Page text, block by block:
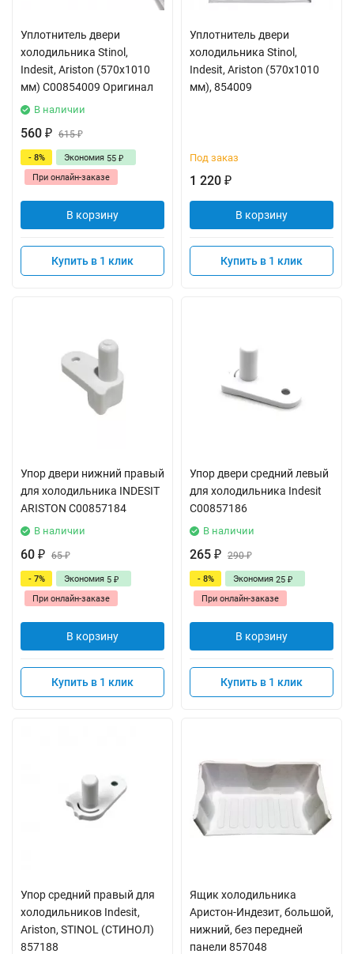
Уплотнитель двери
холодильника Stinol,
Indesit, Ariston (570x1010
мм) C00854009 Оригинал
В наличии
560 ₽ 615₽
- 8% Экономия 55 ₽
При онлайн-заказе
В корзину
Купить в 1 клик
Уплотнитель двери
холодильника Stinol,
Indesit, Ariston (570x1010
мм), 854009
Под заказ
1 220 ₽
В корзину
Купить в 1 клик
Упор двери нижний правый
для холодильника INDESIT
ARISTON C00857184
В наличии
60 ₽ 65₽
- 7% Экономия 5 ₽
При онлайн-заказе
В корзину
Купить в 1 клик
Упор двери средний левый
для холодильника Indesit
C00857186
В наличии
265 ₽ 290₽
- 8% Экономия 25 ₽
При онлайн-заказе
В корзину
Купить в 1 клик
Упор средний правый для
холодильников Indesit,
Ariston, STINOL (СТИНОЛ)
857188
Ящик холодильника
Аристон-Индезит, большой,
нижний, без передней
панели 857048